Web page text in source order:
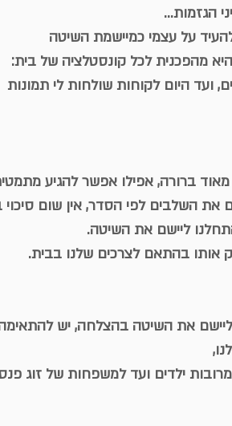
הגזמות...
על עצמי כמיישמת השיטה
ועד היום לקוחות שולחות לי תמונות
ברורה, אפילו אפשר להגיע
את השלבים לפי הסדר, אין שום סיכוי
ליישם את השיטה.
אותו בהתאם לצרכים שלנו בבית.
את השיטה בהצלחה, יש
ילדים ועד למשפחות של זוג